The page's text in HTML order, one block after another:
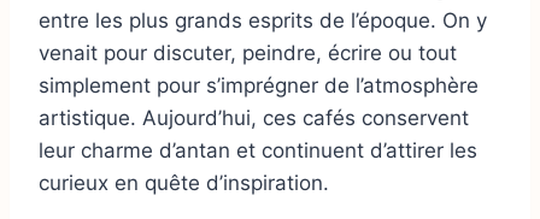
entre les plus grands esprits de l’époque. On y
venait pour discuter, peindre, écrire ou tout
simplement pour s’imprégner de l’atmosphère
artistique. Aujourd’hui, ces cafés conservent
leur charme d’antan et continuent d’attirer les
curieux en quête d’inspiration.